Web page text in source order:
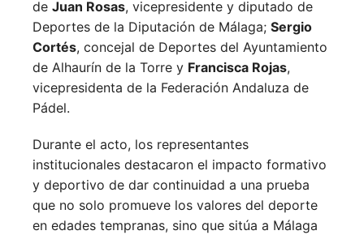
de Juan Rosas, vicepresidente y diputado de
Deportes de la Diputación de Málaga; Sergio
Cortés, concejal de Deportes del Ayuntamiento
de Alhaurín de la Torre y Francisca Rojas,
vicepresidenta de la Federación Andaluza de
Pádel.
Durante el acto, los representantes
institucionales destacaron el impacto formativo
y deportivo de dar continuidad a una prueba
que no solo promueve los valores del deporte
en edades tempranas, sino que sitúa a Málaga